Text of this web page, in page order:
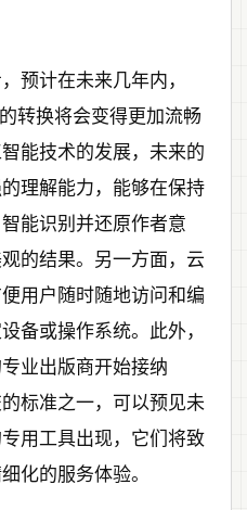
预计在未来几年内，
转换将会变得更加流畅
能技术的发展，未来的
理解能力，能够在保持
能识别并还原作者意
的结果。另一方面，云
用户随时随地访问和编
备或操作系统。此外，
业出版商开始接纳
标准之一，可以预见未
用工具出现，它们将致
化的服务体验。